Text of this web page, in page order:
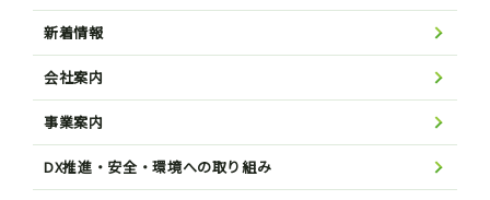
新着情報
会社案内
事業案内
DX推進・安全・環境への取り組み